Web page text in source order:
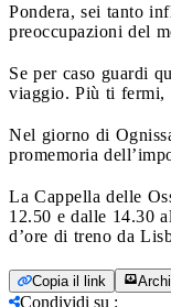
Pondera, sei tanto
preoccupazioni del
Se per caso guardi
viaggio. Più ti fermi,
Nel giorno di
promemoria
La Cappella delle
12.50 e dalle 14.30
d’ore di treno da
Copia il link
Condividi su :